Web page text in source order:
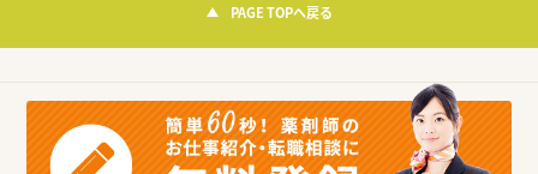
PAGE TOPへ戻る